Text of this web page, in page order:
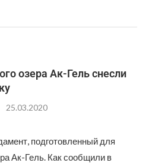
озера Ак-Гель снесли
25.03.2020
подготовленный для
Ак-Гель. Как сообщили в